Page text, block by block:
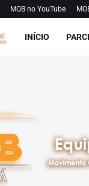
MOB no YouTube
INÍCIO